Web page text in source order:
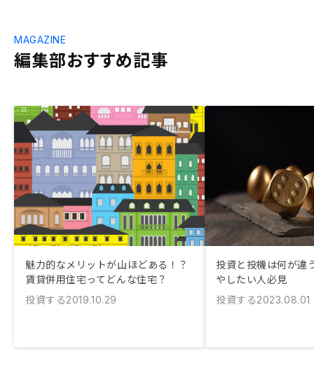
編集部おすすめ記事
MAGAZINE
魅力的なメリットが山ほどある！？
賃貸併用住宅ってどんな住宅？
投資する2019.10.29
投資と投機は何が違
やしたい人必見
投資する2023.08.01